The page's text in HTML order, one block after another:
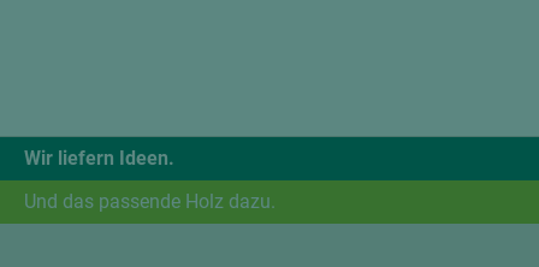
Wir liefern Ideen.
Und das passende Holz dazu.